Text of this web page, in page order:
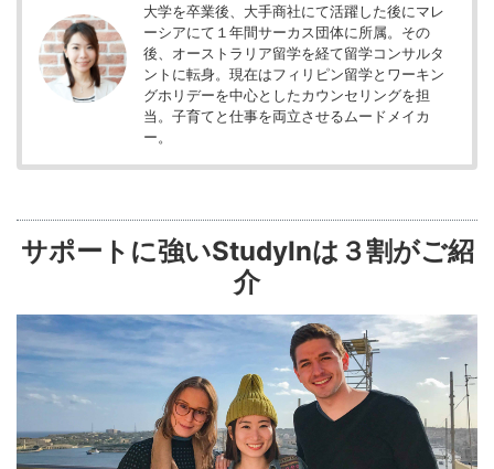
大学を卒業後、大手商社にて活躍した後にマレ
ーシアにて１年間サーカス団体に所属。その
後、オーストラリア留学を経て留学コンサルタ
ントに転身。現在はフィリピン留学とワーキン
グホリデーを中心としたカウンセリングを担
当。子育てと仕事を両立させるムードメイカ
ー。
サポートに強いStudyInは３割がご紹
介